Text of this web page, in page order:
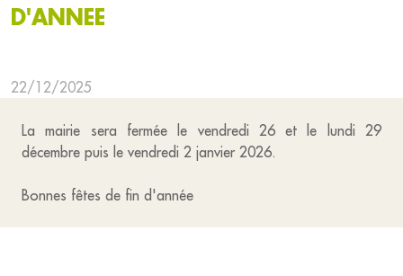
D'ANNEE
22/12/2025
La mairie sera fermée le vendredi 26 et le lundi 29
décembre puis le vendredi 2 janvier 2026.
Bonnes fêtes de fin d'année